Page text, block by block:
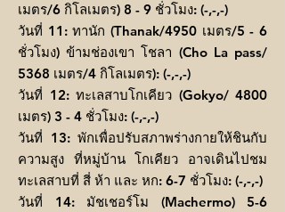
เมตร/6 กิโลเมตร) 8 - 9 ชั่วโมง: (-,-,-)
วันที่ 11: ทานัก (Thanak/4950 เมตร/5 - 6
ชั่วโมง) ข้ามช่องเขา โชลา (Cho La pass/
5368 เมตร/4 กิโลเมตร): (-,-,-)
วันที่ 12: ทะเลสาบโกเคียว (Gokyo/ 4800
เมตร) 3 - 4 ชั่วโมง: (-,-,-)
วันที่ 13: พักเพื่อปรับสภาพร่างกายให้ชินกับ
ความสูง ที่หมู่บ้าน โกเคียว อาจเดินไปชม
ทะเลสาบที่ สี่ ห้า และ หก: 6-7 ชั่วโมง: (-,-,-)
วันที่ 14: มัชเชอร์โม (Machermo) 5-6